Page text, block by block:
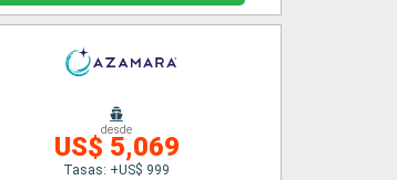
desde
US$ 5,069
Tasas: +US$ 999